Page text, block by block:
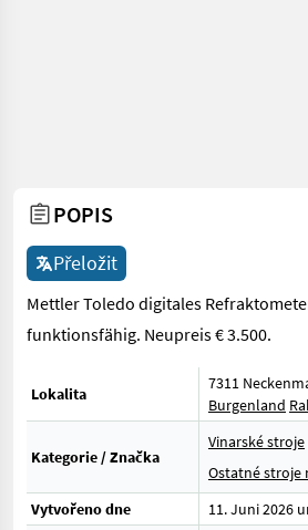
POPIS
Přeložit
Mettler Toledo digitales
funktionsfähig. Neupreis € 3.500.
Lokalita
7311
Burgenland
Kategorie / Značka
Vinarské stroje
Ostatné stroje
Vytvořeno dne
11. Juni 2026